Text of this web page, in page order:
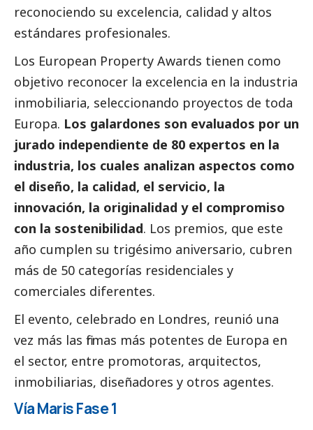
reconociendo su excelencia, calidad y altos
estándares profesionales.
Los European Property Awards tienen como
objetivo reconocer la excelencia en la industria
inmobiliaria, seleccionando proyectos de toda
Europa. Los galardones son evaluados por un
jurado independiente de 80 expertos en la
industria, los cuales analizan aspectos como
el diseño, la calidad, el servicio, la
innovación, la originalidad y el compromiso
con la sostenibilidad. Los premios, que este
año cumplen su trigésimo aniversario, cubren
más de 50 categorías residenciales y
comerciales diferentes.
El evento, celebrado en Londres, reunió una
vez más las firmas más potentes de Europa en
el sector, entre promotoras, arquitectos,
inmobiliarias, diseñadores y otros agentes.
Vía Maris Fase 1